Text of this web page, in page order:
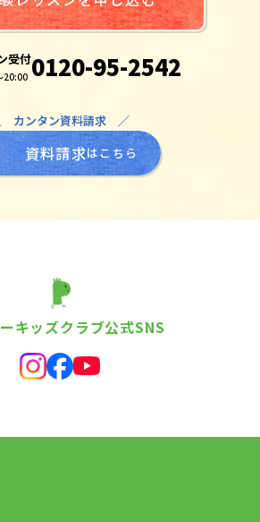
受付
20:00 0120-95-2542
カンタン資料請求 ／
資料請求はこちら
キッズクラブ公式SNS